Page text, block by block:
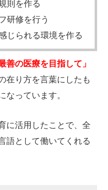
則を作る
研修を行う
じられる環境を作る
善の医療を目指して 」
在り方を言葉にしたも
なっています。
に活用したことで、全
語として働いてくれる